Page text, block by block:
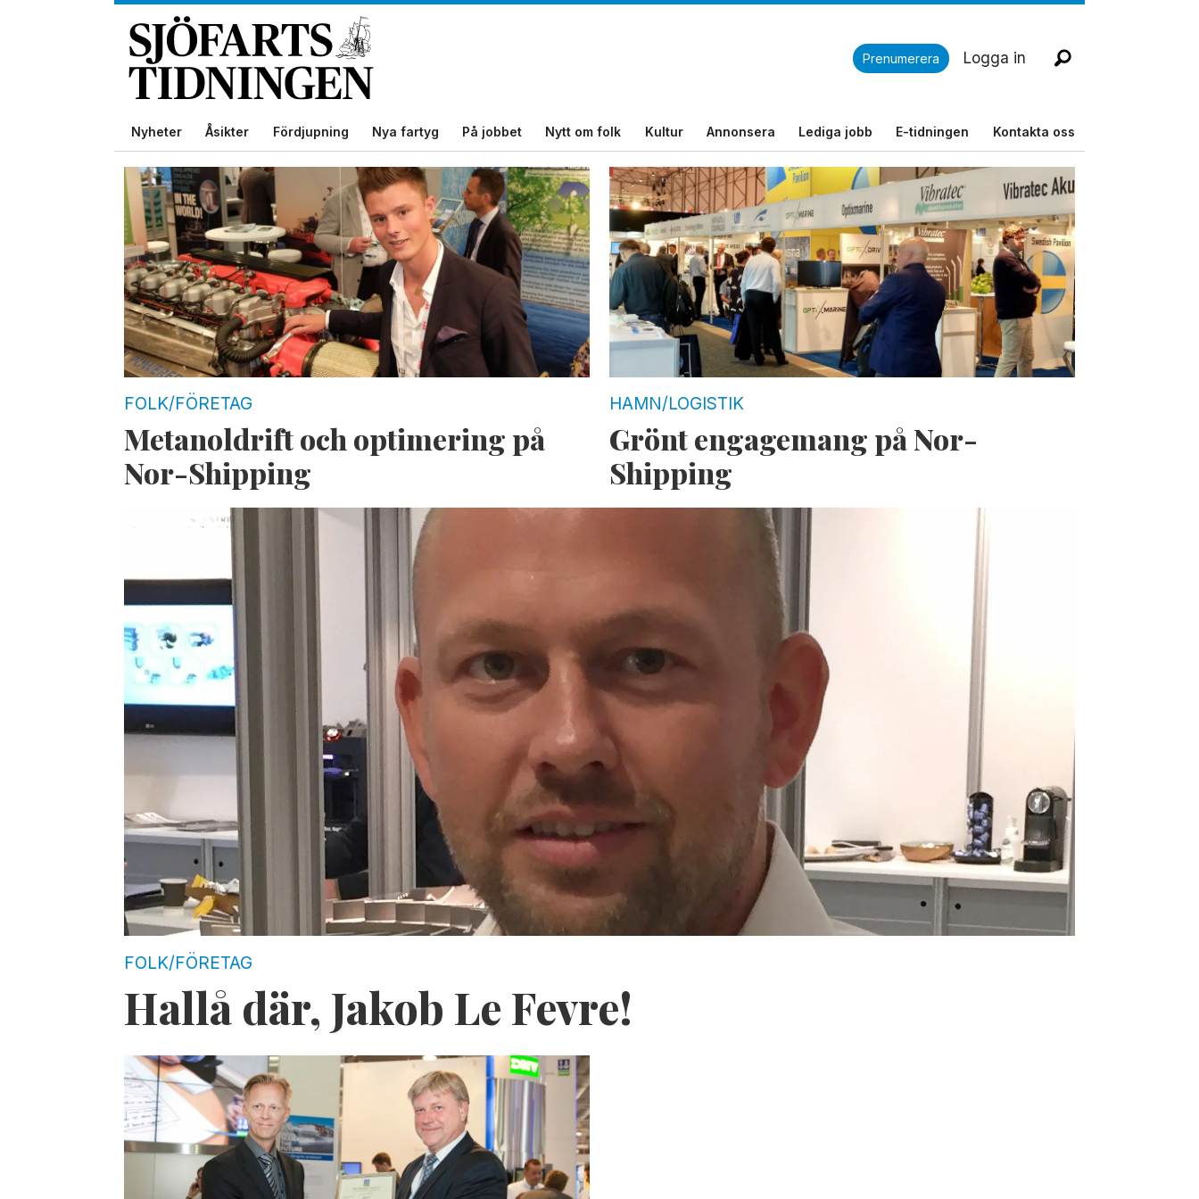
Prenumerera Logga in
Nyheter Åsikter Fördjupning Nya fartyg På jobbet Nytt om folk Kultur Annonsera Lediga jobb E-tidningen Kontakta oss
norshipping
FOLK/FÖRETAG
Metanoldrift och optimering på
Nor-Shipping
HAMN/LOGISTIK
Grönt engagemang på Nor-
Shipping
FOLK/FÖRETAG
Hallå där, Jakob Le Fevre!